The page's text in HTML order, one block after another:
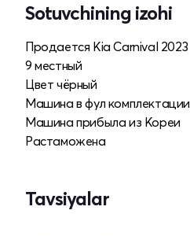
Sotuvchining izohi
Продается Kia Carnival 2023
9 местный
Цвет чёрный
Машина в фул комплектации
Машина прибыла из Кореи
Растаможена
Tavsiyalar